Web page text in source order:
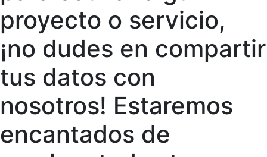
proyecto o servicio,
¡no dudes en compartir
tus datos con
nosotros! Estaremos
encantados de